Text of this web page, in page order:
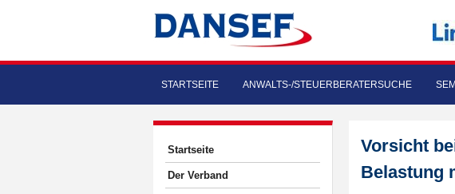
STARTSEITE ANWALTS-/STEUERBERATERSUCHE
Startseite
Der Verband
Vorsicht
Belastung